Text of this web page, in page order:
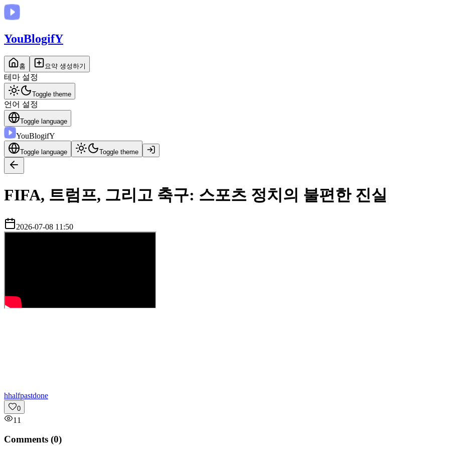
YouBlogifY
홈 요약 생성하기
테마 설정
Toggle theme
언어 설정
Toggle language
YouBlogifY
Toggle language Toggle theme
FIFA, 트럼프, 그리고 축구: 스포츠 정치의 불편한 진실
2026-07-08 11:50
hhalfpastdone
0
11
Comments (0)